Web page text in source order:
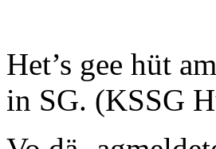
Het’s gee hüt
in SG. (KSSG